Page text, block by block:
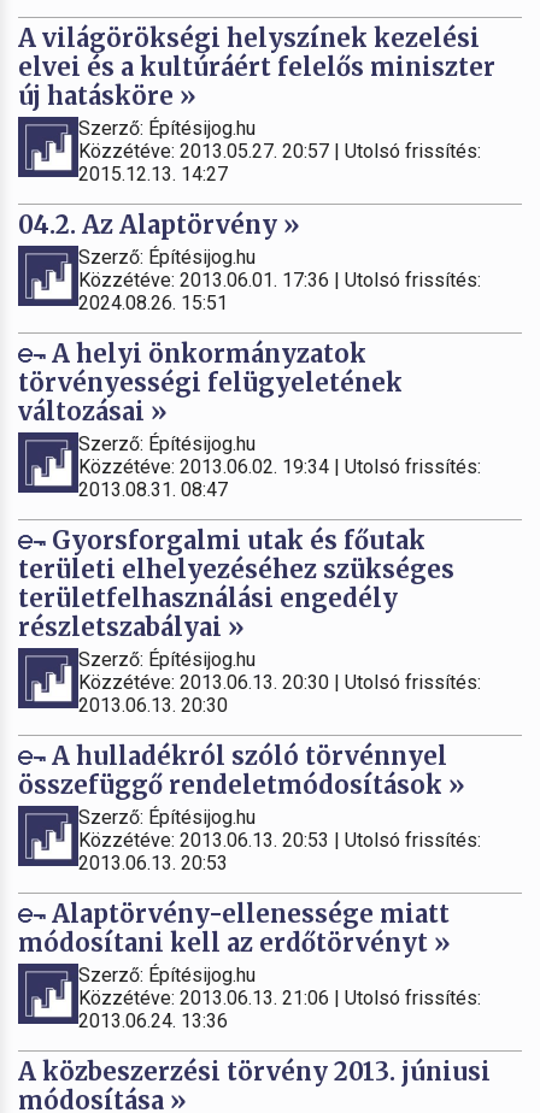
A világörökségi helyszínek kezelési
elvei és a kultúráért felelős miniszter
új hatásköre »
Szerző: Építésijog.hu
Közzétéve: 2013.05.27. 20:57 | Utolsó frissítés:
2015.12.13. 14:27
04.2. Az Alaptörvény »
Szerző: Építésijog.hu
Közzétéve: 2013.06.01. 17:36 | Utolsó frissítés:
2024.08.26. 15:51
A helyi önkormányzatok
törvényességi felügyeletének
változásai »
Szerző: Építésijog.hu
Közzétéve: 2013.06.02. 19:34 | Utolsó frissítés:
2013.08.31. 08:47
Gyorsforgalmi utak és főutak
területi elhelyezéséhez szükséges
területfelhasználási engedély
részletszabályai »
Szerző: Építésijog.hu
Közzétéve: 2013.06.13. 20:30 | Utolsó frissítés:
2013.06.13. 20:30
A hulladékról szóló törvénnyel
összefüggő rendeletmódosítások »
Szerző: Építésijog.hu
Közzétéve: 2013.06.13. 20:53 | Utolsó frissítés:
2013.06.13. 20:53
Alaptörvény-ellenessége miatt
módosítani kell az erdőtörvényt »
Szerző: Építésijog.hu
Közzétéve: 2013.06.13. 21:06 | Utolsó frissítés:
2013.06.24. 13:36
A közbeszerzési törvény 2013. júniusi
módosítása »